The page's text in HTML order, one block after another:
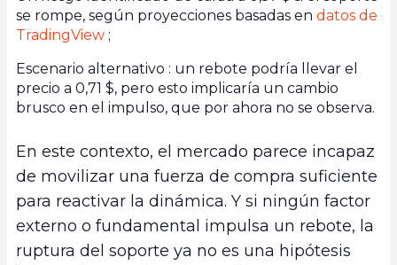
se rompe, según proyecciones basadas en datos de
TradingView ;
Escenario alternativo : un rebote podría llevar el
precio a 0,71 $, pero esto implicaría un cambio
brusco en el impulso, que por ahora no se observa.
En este contexto, el mercado parece incapaz
de movilizar una fuerza de compra suficiente
para reactivar la dinámica. Y si ningún factor
externo o fundamental impulsa un rebote, la
ruptura del soporte ya no es una hipótesis